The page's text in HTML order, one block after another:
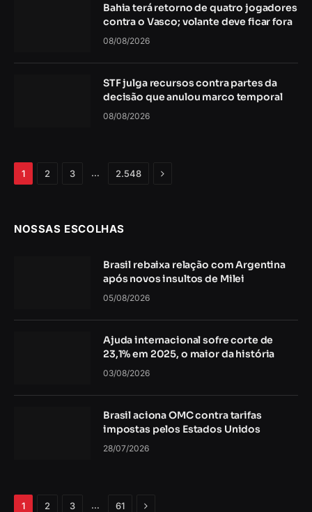
Bahia terá retorno de quatro jogadores
contra o Vasco; volante deve ficar fora
08/08/2026
STF julga recursos contra partes da
decisão que anulou marco temporal
08/08/2026
1 2 3 … 2.548 Próximo
NOSSAS ESCOLHAS
Brasil rebaixa relação com Argentina
após novos insultos de Milei
05/08/2026
Ajuda internacional sofre corte de
23,1% em 2025, o maior da história
03/08/2026
Brasil aciona OMC contra tarifas
impostas pelos Estados Unidos
28/07/2026
1 2 3 … 61 Próximo